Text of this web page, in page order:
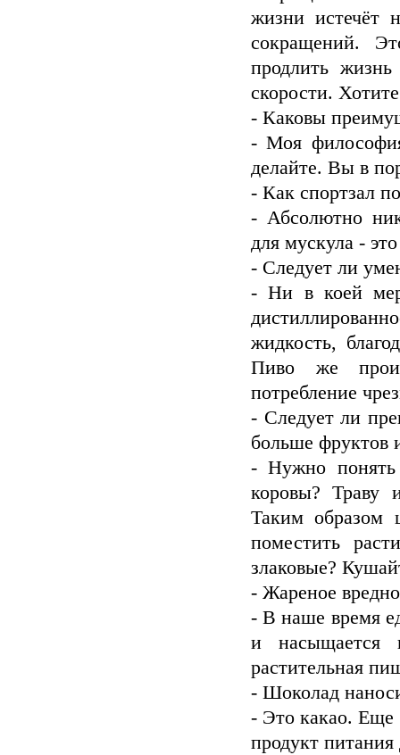
жизни истечёт
сокращений.
продлить
скорости.
- Каковы
- Моя
делайте. Вы в
- Как спортзал
- Абсолютно
для мускула -
- Следует ли
- Ни в коей
жидкость,
Пиво же
потребление
- Следует ли
больше фруктов
- Нужно понять
коровы? Траву
Таким образом
поместить
злаковые?
- Жареное
- В наше время
и насыщается
растительная
- Шоколад
- Это какао. Еще
продукт